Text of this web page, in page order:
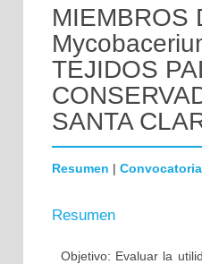
MIEMBROS
TEJIDOS
SANTA
Resumen | Convocatoria
Resumen
Objetivo: Evaluar la